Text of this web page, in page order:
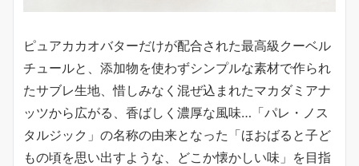
ピュアカカオバターだけが配合された最高級クーベル
チュールと、添加物を使わずシンプルな素材で作られ
たサブレ生地、惜しみなく混ぜ込まれたマカダミアナ
ッツから広がる、香ばしく濃厚な風味…「パレ・ノス
タルジック」の名称の由来となった「ほおばると子ど
もの頃を思い出すような、どこか懐かしい味」を目指